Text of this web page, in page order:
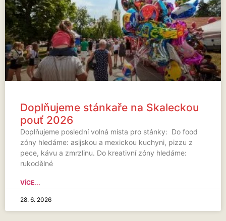
Doplňujeme stánkaře na Skaleckou
pouť 2026
Doplňujeme poslední volná místa pro stánky: Do food
zóny hledáme: asijskou a mexickou kuchyni, pizzu z
pece, kávu a zmrzlinu. Do kreativní zóny hledáme:
rukodělné
VÍCE...
28. 6. 2026